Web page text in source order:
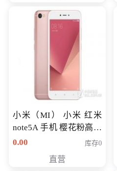
小米（MI） 小米 红米
note5A 手机 樱花粉高配
版 全网通(3G+32G)
0.00 库存0
直营